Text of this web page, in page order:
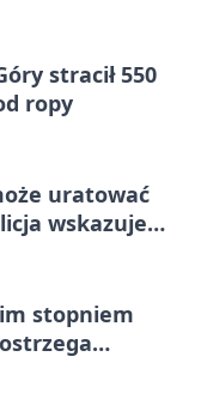
stracił 550
ropy
uratować
wskazuje
stopniem